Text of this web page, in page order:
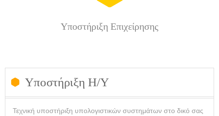
Υποστήριξη Επιχείρησης
Υποστήριξη Η/Υ
Τεχνική υποστήριξη υπολογιστικών συστημάτων στο δικό σας